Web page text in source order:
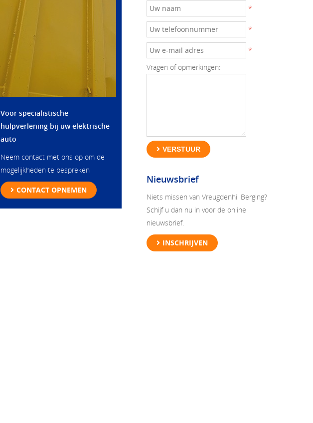
Voor specialistische
hulpverlening bij uw elektrische
auto
Neem contact met ons op om de
mogelijkheden te bespreken
CONTACT OPNEMEN
*
*
*
Vragen of opmerkingen:
VERSTUUR
Nieuwsbrief
Niets missen van Vreugdenhil Berging?
Schijf u dan nu in voor de online
nieuwsbrief.
INSCHRIJVEN